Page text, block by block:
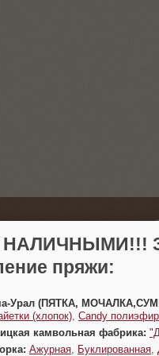
(383)
г.
НАЛИЧНЫМИ!!!
пряжи:
Урал (ПЯТКА,
(хлопок) Candy
камвольная фабрика:
Ажурная Буклированная